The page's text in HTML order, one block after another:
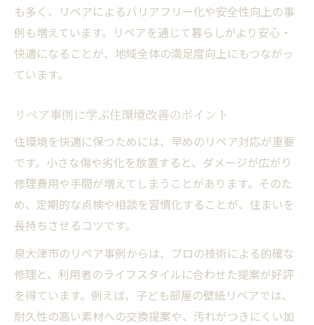
も多く、リペアによるバリアフリー化や安全性向上の事
例も増えています。リペアを通じて暮らしがより安心・
快適になることが、地域全体の満足度向上にもつながっ
ています。
リペア事例に学ぶ住環境改善のポイント
住環境を快適に保つためには、早めのリペア対応が重要
です。小さな傷や劣化を放置すると、ダメージが広がり
修理費用や手間が増えてしまうことがあります。そのた
め、定期的な点検や相談を習慣化することが、住まいを
長持ちさせるコツです。
泉大津市のリペア事例からは、プロの技術による的確な
修理と、利用者のライフスタイルに合わせた提案が好評
を得ています。例えば、子ども部屋の壁紙リペアでは、
耐久性の高い素材への交換提案や、汚れがつきにくい加